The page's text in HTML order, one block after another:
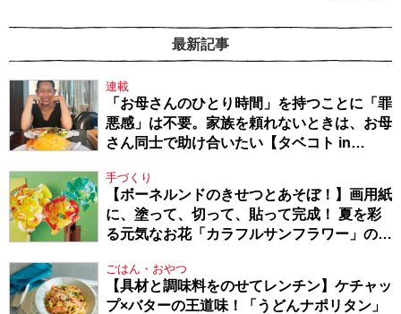
最新記事
連載
「お母さんのひとり時間」を持つことに「罪
悪感」は不要。家族を頼れないときは、お母
さん同士で助け合いたい【タベコト in
手づくり
【ボーネルンドのきせつとあそぼ！】画用紙
に、塗って、切って、貼って完成！ 夏を彩
る元気なお花「カラフルサンフラワー」の作
ごはん・おやつ
【具材と調味料をのせてレンチン】ケチャッ
プ×バターの王道味！「うどんナポリタン」